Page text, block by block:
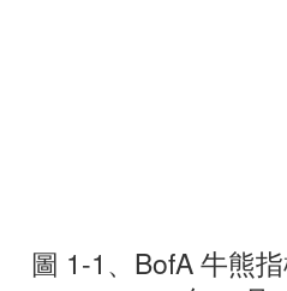
圖 1-1、BofA 牛熊